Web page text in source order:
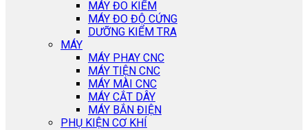
MÁY ĐO KIỂM
MÁY ĐO ĐỘ CỨNG
DƯỠNG KIỂM TRA
MÁY
MÁY PHAY CNC
MÁY TIỆN CNC
MÁY MÀI CNC
MÁY CẮT DÂY
MÁY BẮN ĐIỆN
PHỤ KIỆN CƠ KHÍ